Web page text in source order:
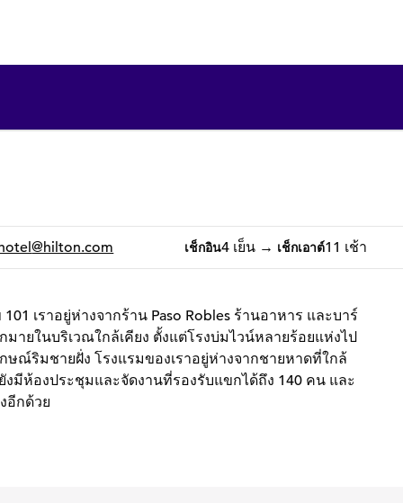
@hilton.com เช็กอิน4 เย็น → เช็กเอาต์11 เช้า
เราอยู่ห่างจากร้าน Paso Robles ร้านอาหาร และบาร์
ายในบริเวณใกล้เคียง ตั้งแต่โรงบ่มไวน์หลายร้อยแห่งไป
ณ์ริมชายฝั่ง โรงแรมของเราอยู่ห่างจากชายหาดที่ใกล้
งมีห้องประชุมและจัดงานที่รองรับแขกได้ถึง 140 คน และ
อีกด้วย